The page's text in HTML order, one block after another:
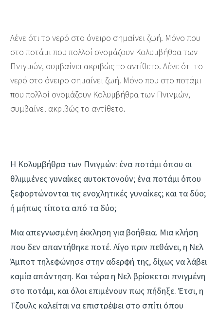
Λένε ότι το νερό στο όνειρο σημαίνει ζωή. Μόνο που
στο ποτάμι που πολλοί ονομάζουν Κολυμβήθρα των
Πνιγμών, συμβαίνει ακριβώς το αντίθετο. Λένε ότι το
νερό στο όνειρο σημαίνει ζωή. Μόνο που στο ποτάμι
που πολλοί ονομάζουν Κολυμβήθρα των Πνιγμών,
συμβαίνει ακριβώς το αντίθετο.
Η Κολυμβήθρα των Πνιγμών: ένα ποτάμι όπου οι
θλιμμένες γυναίκες αυτοκτονούν; ένα ποτάμι όπου
ξεφορτώνονται τις ενοχλητικές γυναίκες; και τα δύο;
ή μήπως τίποτα από τα δύο;
Μια απεγνωσμένη έκκληση για βοήθεια. Μια κλήση
που δεν απαντήθηκε ποτέ. Λίγο πριν πεθάνει, η Νελ
Άμποτ τηλεφώνησε στην αδερφή της, δίχως να λάβει
καμία απάντηση. Και τώρα η Νελ βρίσκεται πνιγμένη
στο ποτάμι, και όλοι επιμένουν πως πήδηξε. Έτσι, η
Τζουλς καλείται να επιστρέψει στο σπίτι όπου